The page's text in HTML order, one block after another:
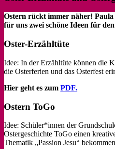
Ostern rückt immer näher!
für uns zwei schöne Ideen für
Oster-Erzähltüte
Idee: In der Erzähltüte können die
die Osterferien und das Osterfest
Hier geht es zum PDF.
Ostern ToGo
Idee: Schüler*innen der
Ostergeschichte ToGo einen
Thematik „Passion Jesu“